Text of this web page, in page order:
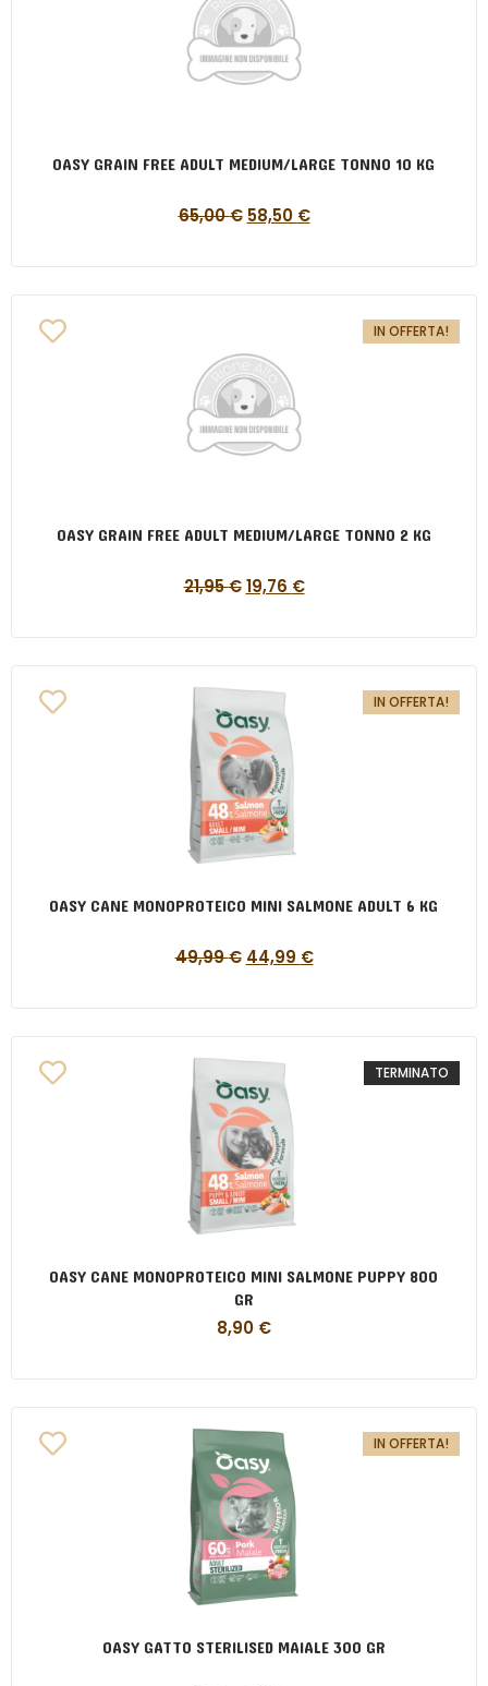
OASY GRAIN FREE ADULT MEDIUM/LARGE TONNO 10 KG
65,00€ 58,50 €
IN OFFERTA!
OASY GRAIN FREE ADULT MEDIUM/LARGE TONNO 2 KG
21,95€ 19,76 €
IN OFFERTA!
OASY CANE MONOPROTEICO MINI SALMONE ADULT 6 KG
49,99€ 44,99 €
TERMINATO
OASY CANE MONOPROTEICO MINI SALMONE PUPPY 800
GR
8,90 €
IN OFFERTA!
OASY GATTO STERILISED MAIALE 300 GR